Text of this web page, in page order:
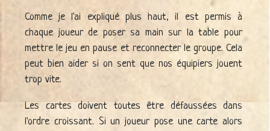
Comme je l'ai expliqué plus haut, il est permis à
chaque joueur de poser sa main sur la table pour
mettre le jeu en pause et reconnecter le groupe. Cela
peut bien aider si on sent que nos équipiers jouent
trop vite.
Les cartes doivent toutes être défaussées dans
l'ordre croissant. Si un joueur pose une carte alors